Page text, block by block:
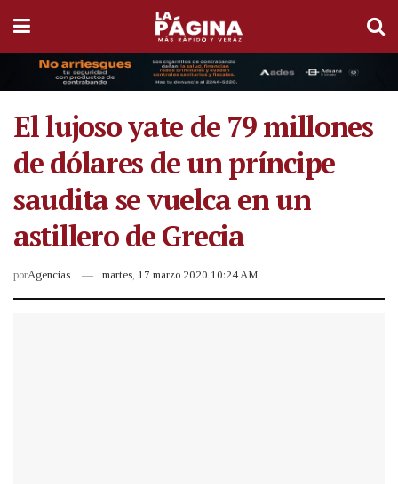
El lujoso yate de 79 millones
de dólares de un príncipe
saudita se vuelca en un
astillero de Grecia
porAgencias martes, 17 marzo 2020 10:24 AM